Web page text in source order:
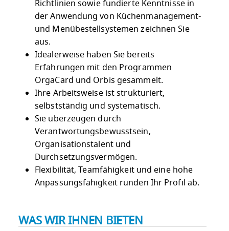
Richtlinien sowie fundierte Kenntnisse in
der Anwendung von Küchenmanagement-
und Menübestellsystemen zeichnen Sie
aus.
Idealerweise haben Sie bereits
Erfahrungen mit den Programmen
OrgaCard und Orbis gesammelt.
Ihre Arbeitsweise ist strukturiert,
selbstständig und systematisch.
Sie überzeugen durch
Verantwortungsbewusstsein,
Organisationstalent und
Durchsetzungsvermögen.
Flexibilität, Teamfähigkeit und eine hohe
Anpassungsfähigkeit runden Ihr Profil ab.
WAS WIR IHNEN BIETEN